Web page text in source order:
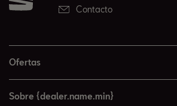
Contacto
Ofertas
Sobre {dealer.name.min}